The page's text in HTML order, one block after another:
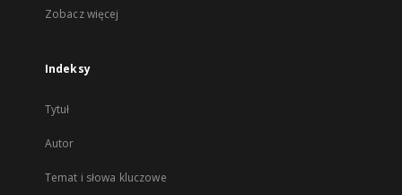
Zobacz więcej
Indeksy
Tytuł
Autor
Temat i słowa kluczowe